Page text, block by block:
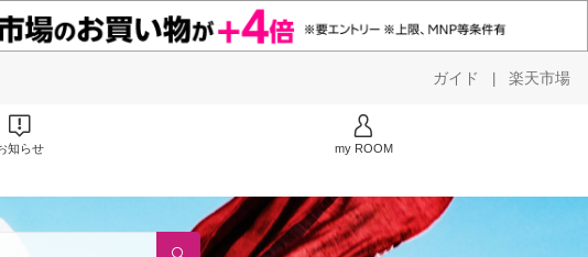
ガイド | 楽天市場
知らせ my ROOM